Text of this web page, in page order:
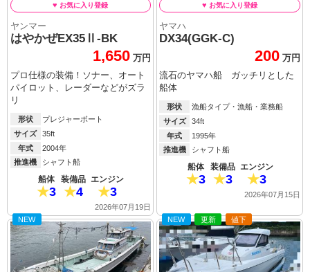
ヤンマー
はやかぜEX35Ⅱ-BK
1,650 万円
プロ仕様の装備！ソナー、オート
パイロット、レーダーなどがズラ
リ
形状
プレジャーボート
サイズ
35ft
年式
2004年
推進機
シャフト船
船体
3
装備品
4
エンジン
3
2026年07月19日
ヤマハ
DX34(GGK-C)
200 万円
流石のヤマハ船 ガッチリとした
船体
形状
漁船タイプ・漁船・業務船
サイズ
34ft
年式
1995年
推進機
シャフト船
船体
3
装備品
3
エンジン
3
2026年07月15日
NEW NEW 更新 値下